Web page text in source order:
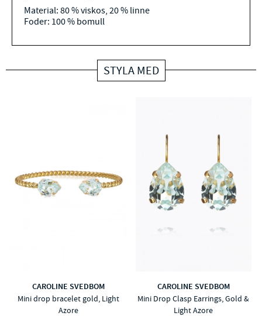
Material: 80 % viskos, 20 % linne
Foder: 100 % bomull
STYLA MED
CAROLINE SVEDBOM
Mini drop bracelet gold, Light
Azore
CAROLINE SVEDBOM
Mini Drop Clasp Earrings, Gold &
Light Azore